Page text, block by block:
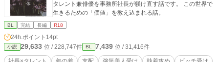
タレント兼俳優を事務所社長が躾け直す話です。 この世界で
生きるための「価値」を教え込まれる話。
BL 完結 長編 R18
24h.ポイント 14pt
小説 29,633 位 / 228,747件 BL 7,439 位 / 31,416件